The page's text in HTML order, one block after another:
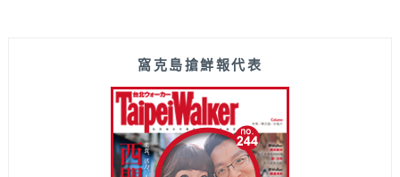
窩克島搶鮮報代表